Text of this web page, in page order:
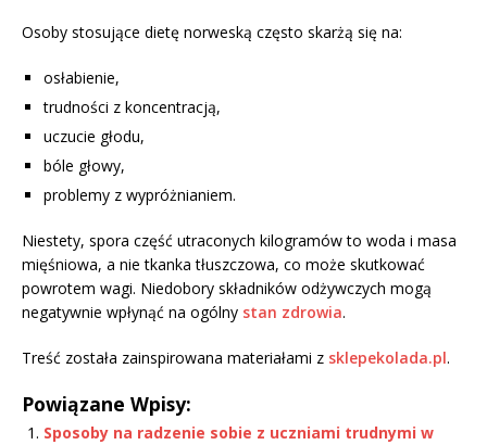
Osoby stosujące dietę norweską często skarżą się na:
osłabienie,
trudności z koncentracją,
uczucie głodu,
bóle głowy,
problemy z wypróżnianiem.
Niestety, spora część utraconych kilogramów to woda i masa
mięśniowa, a nie tkanka tłuszczowa, co może skutkować
powrotem wagi. Niedobory składników odżywczych mogą
negatywnie wpłynąć na ogólny stan zdrowia.
Treść została zainspirowana materiałami z sklepekolada.pl.
Powiązane Wpisy:
Sposoby na radzenie sobie z uczniami trudnymi w